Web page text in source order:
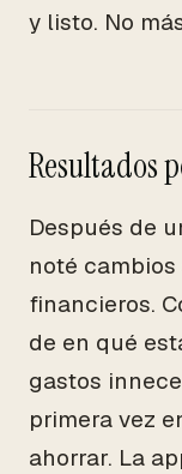
y listo. No
Resultados
Después de
noté
financieros.
de en qué
gastos
primera vez
ahorrar. La